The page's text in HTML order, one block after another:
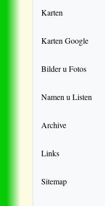
Karten
Karten Google
Bilder u Fotos
Namen u Listen
Archive
Links
Sitemap